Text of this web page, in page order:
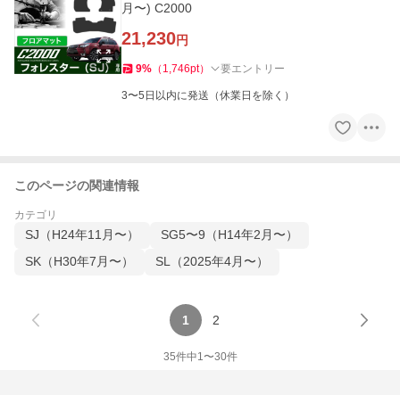
月〜) C2000
21,230円
9% （ 1,746pt） 要エントリー
3〜5日以内に発送（休業日を除く）
このページの関連情報
カテゴリ
SJ（H24年11月〜）
SG5〜9（H14年2月〜）
SK（H30年7月〜）
SL（2025年4月〜）
1 2
35件中1〜30件